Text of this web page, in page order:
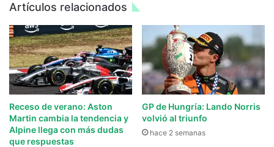
Artículos relacionados
Receso de verano: Aston
Martin cambia la tendencia y
Alpine llega con más dudas
que respuestas
GP de Hungría: Lando Norris
volvió al triunfo
hace 2 semanas